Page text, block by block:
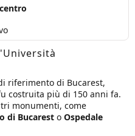
riferimento di Bucarest,
costruita più di 150 anni fa.
monumenti, come
di Bucarest o Ospedale